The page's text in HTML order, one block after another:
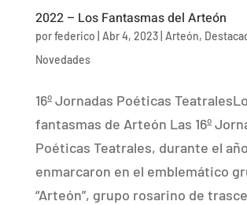
2022 – Los Fantasmas del Arteón
porfederico Abr 4, 2023| Arteón,
Novedades
16º Jornadas Poéticas
fantasmas de Arteón Las 16º
Poéticas Teatrales, durante el
enmarcaron en el emblemático
“Arteón”, grupo rosarino de